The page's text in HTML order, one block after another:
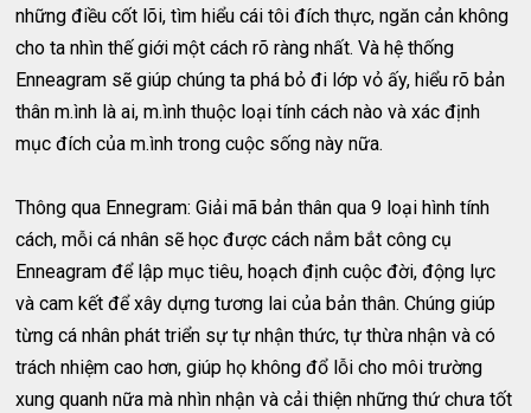
những điều cốt lõi, tìm hiểu cái tôi đích thực, ngăn cản không
cho ta nhìn thế giới một cách rõ ràng nhất. Và hệ thống
Enneagram sẽ giúp chúng ta phá bỏ đi lớp vỏ ấy, hiểu rõ bản
thân m.ình là ai, m.ình thuộc loại tính cách nào và xác định
mục đích của m.ình trong cuộc sống này nữa.
Thông qua Ennegram: Giải mã bản thân qua 9 loại hình tính
cách, mỗi cá nhân sẽ học được cách nắm bắt công cụ
Enneagram để lập mục tiêu, hoạch định cuộc đời, động lực
và cam kết để xây dựng tương lai của bản thân. Chúng giúp
từng cá nhân phát triển sự tự nhận thức, tự thừa nhận và có
trách nhiệm cao hơn, giúp họ không đổ lỗi cho môi trường
xung quanh nữa mà nhìn nhận và cải thiện những thứ chưa tốt